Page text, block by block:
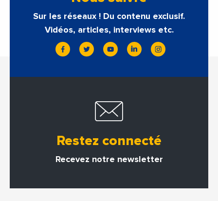
Sur les réseaux ! Du contenu exclusif.
Vidéos, articles, interviews etc.
Restez connecté
Recevez notre newsletter